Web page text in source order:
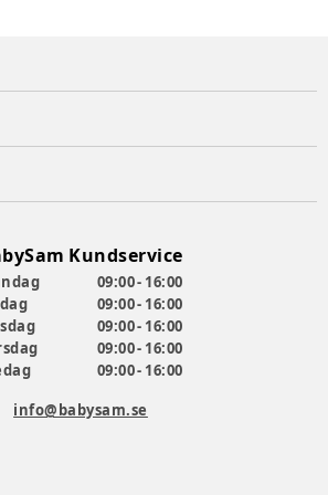
Kundservice
09:00 - 16:00
09:00 - 16:00
09:00 - 16:00
09:00 - 16:00
09:00 - 16:00
info@babysam.se